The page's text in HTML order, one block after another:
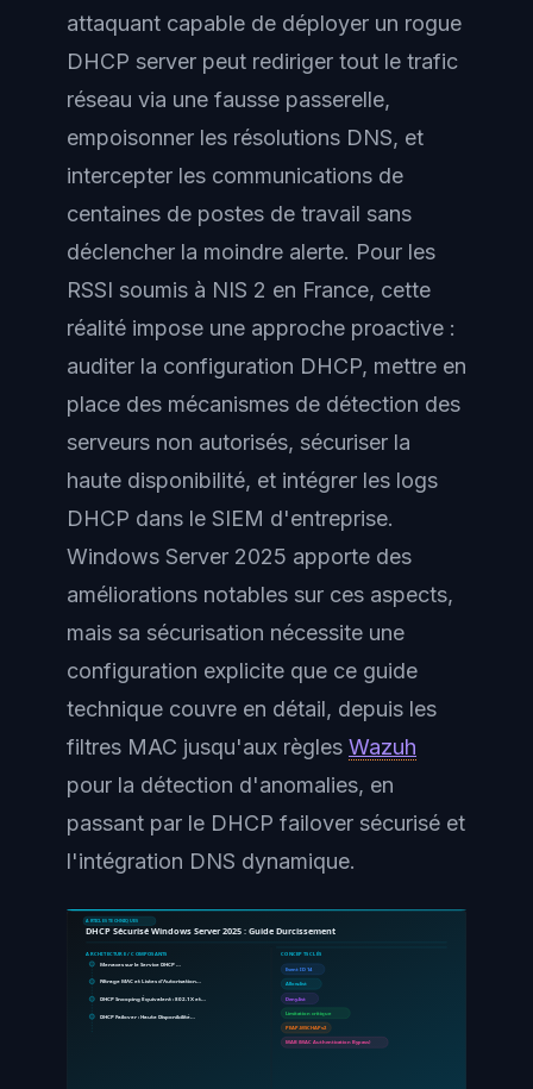
attaquant capable de déployer un rogue
DHCP server peut rediriger tout le trafic
réseau via une fausse passerelle,
empoisonner les résolutions DNS, et
intercepter les communications de
centaines de postes de travail sans
déclencher la moindre alerte. Pour les
RSSI soumis à NIS 2 en France, cette
réalité impose une approche proactive :
auditer la configuration DHCP, mettre en
place des mécanismes de détection des
serveurs non autorisés, sécuriser la
haute disponibilité, et intégrer les logs
DHCP dans le SIEM d'entreprise.
Windows Server 2025 apporte des
améliorations notables sur ces aspects,
mais sa sécurisation nécessite une
configuration explicite que ce guide
technique couvre en détail, depuis les
filtres MAC jusqu'aux règles Wazuh
pour la détection d'anomalies, en
passant par le DHCP failover sécurisé et
l'intégration DNS dynamique.
ARTICLES TECHNIQUES
DHCP Sécurisé Windows Server 2025 : Guide Durcissement
ARCHITECTURE / COMPOSANTS
Menaces sur le Service DHCP …
Filtrage MAC et Listes d'Autorisation…
DHCP Snooping Équivalent : 802.1X et…
DHCP Failover : Haute Disponibilité…
CONCEPTS CLÉS
Event ID 14
Allow-list
Deny-list
Limitation critique
PEAP-MSCHAPv2
MAB (MAC Authentication Bypass)